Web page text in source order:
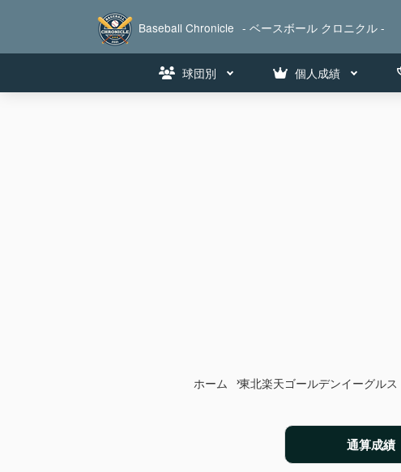
Baseball Chronicle - ベースボール クロニクル -
球団別 個人成績
ホーム 東北楽天ゴールデンイーグルス
通算成績